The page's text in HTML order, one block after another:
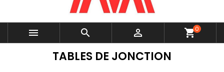
   shopping_cart0
TABLES DE JONCTION